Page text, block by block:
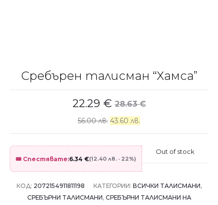
Сребърен талисман “Хамса”
28.63€
22.29 €
56.00 лв. 43.60 лв.
🎟️ Спестявате:6.34 €(12.40 лв. · 22%)
Out of stock
КОД: 2072154911811198 КАТЕГОРИИ: ВСИЧКИ ТАЛИСМАНИ,
СРЕБЪРНИ ТАЛИСМАНИ, СРЕБЪРНИ ТАЛИСМАНИ НА